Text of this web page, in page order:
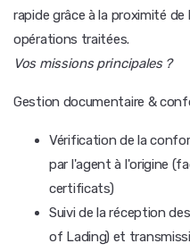
rapide grâce à la proximité
opérations traitées.
Vos missions principales ?
Gestion documentaire &
Vérification de la
par l'agent à l'origine
certificats)
Suivi de la réception
of Lading) et